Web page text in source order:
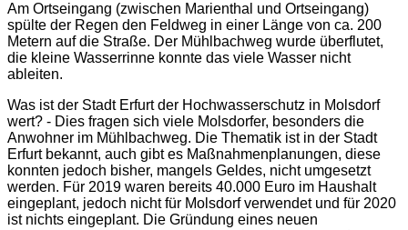
Am Ortseingang (zwischen Marienthal und Ortseingang)
spülte der Regen den Feldweg in einer Länge von ca. 200
Metern auf die Straße. Der Mühlbachweg wurde überflutet,
die kleine Wasserrinne konnte das viele Wasser nicht
ableiten.
Was ist der Stadt Erfurt der Hochwasserschutz in Molsdorf
wert? - Dies fragen sich viele Molsdorfer, besonders die
Anwohner im Mühlbachweg. Die Thematik ist in der Stadt
Erfurt bekannt, auch gibt es Maßnahmenplanungen, diese
konnten jedoch bisher, mangels Geldes, nicht umgesetzt
werden. Für 2019 waren bereits 40.000 Euro im Haushalt
eingeplant, jedoch nicht für Molsdorf verwendet und für 2020
ist nichts eingeplant. Die Gründung eines neuen